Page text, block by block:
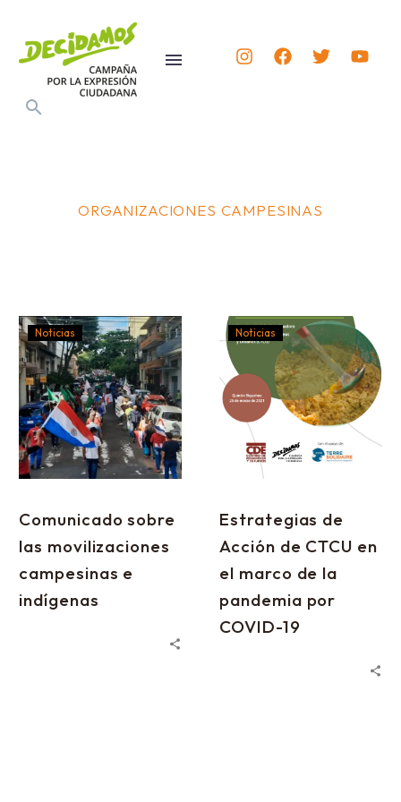
ORGANIZACIONES CAMPESINAS
Noticias
Comunicado sobre
las movilizaciones
campesinas e
indígenas
Noticias
Estrategias de
Acción de CTCU en
el marco de la
pandemia por
COVID-19